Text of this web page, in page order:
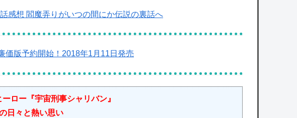
感想 閻魔弄りがいつの間にか伝説の裏話へ
価版予約開始！2018年1月11日発売
ロー『宇宙刑事シャリバン』
日々と熱い思い